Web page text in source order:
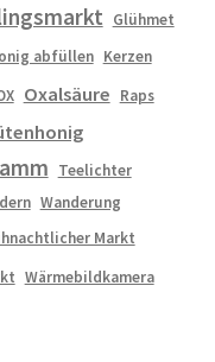
Glühmet
abfüllen Kerzen
Oxalsäure Raps
Teelichter
Wanderung
Markt
Wärmebildkamera